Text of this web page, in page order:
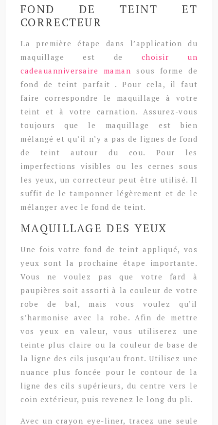
FOND DE TEINT ET
CORRECTEUR
La première étape dans l’application du
maquillage est de choisir un
cadeauanniversaire maman sous forme de
fond de teint parfait . Pour cela, il faut
faire correspondre le maquillage à votre
teint et à votre carnation. Assurez-vous
toujours que le maquillage est bien
mélangé et qu’il n’y a pas de lignes de fond
de teint autour du cou. Pour les
imperfections visibles ou les cernes sous
les yeux, un correcteur peut être utilisé. Il
suffit de le tamponner légèrement et de le
mélanger avec le fond de teint.
MAQUILLAGE DES YEUX
Une fois votre fond de teint appliqué, vos
yeux sont la prochaine étape importante.
Vous ne voulez pas que votre fard à
paupières soit assorti à la couleur de votre
robe de bal, mais vous voulez qu’il
s’harmonise avec la robe. Afin de mettre
vos yeux en valeur, vous utiliserez une
teinte plus claire ou la couleur de base de
la ligne des cils jusqu’au front. Utilisez une
nuance plus foncée pour le contour de la
ligne des cils supérieurs, du centre vers le
coin extérieur, puis revenez le long du pli.
Avec un crayon eye-liner, tracez une seule